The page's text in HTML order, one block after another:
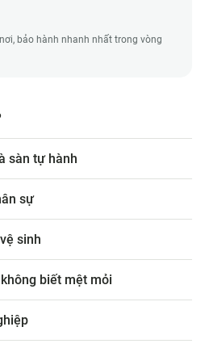
bảo hành nhanh nhất trong vòng
sàn tự hành
sự
sinh
biết mệt mỏi